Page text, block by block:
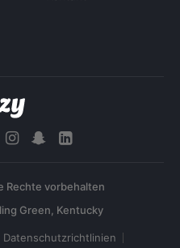
Rechte vorbehalten
Datenschutzrichtlinien